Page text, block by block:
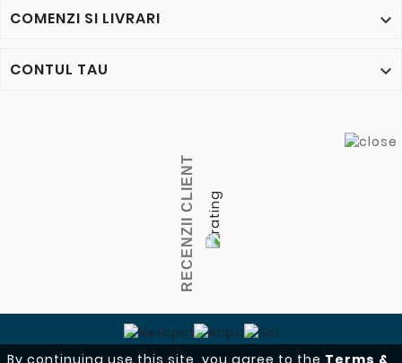
By continuing use this site, you agree to the Terms &
COMENZI SI LIVRARI 
CONTUL TAU 
RECENZII CLIENT